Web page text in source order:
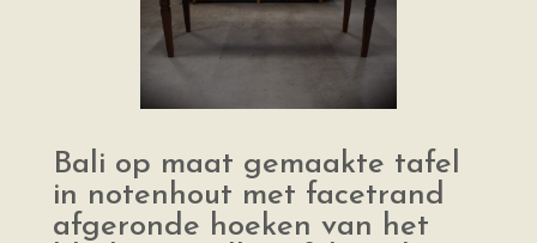
Bali op maat gemaakte tafel
in notenhout met facetrand
afgeronde hoeken van het